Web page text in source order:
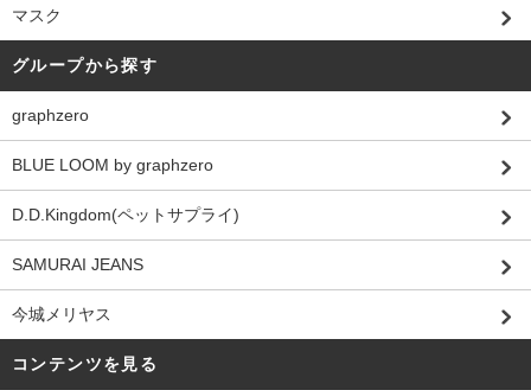
マスク
グループから探す
graphzero
BLUE LOOM by graphzero
D.D.Kingdom(ペットサプライ)
SAMURAI JEANS
今城メリヤス
コンテンツを見る